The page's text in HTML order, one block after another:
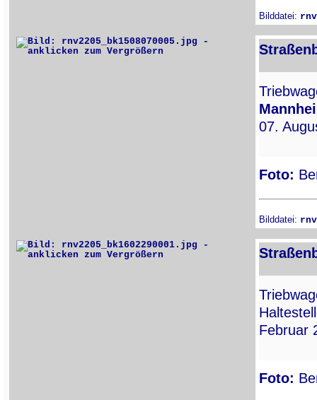
Bilddatei:
07.
Foto:
Bilddatei:
Februar
Foto: